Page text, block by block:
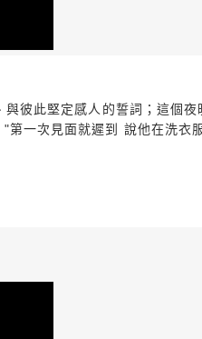
彼此堅定感人的誓詞；這個夜
一次見面就遲到 說他在洗衣